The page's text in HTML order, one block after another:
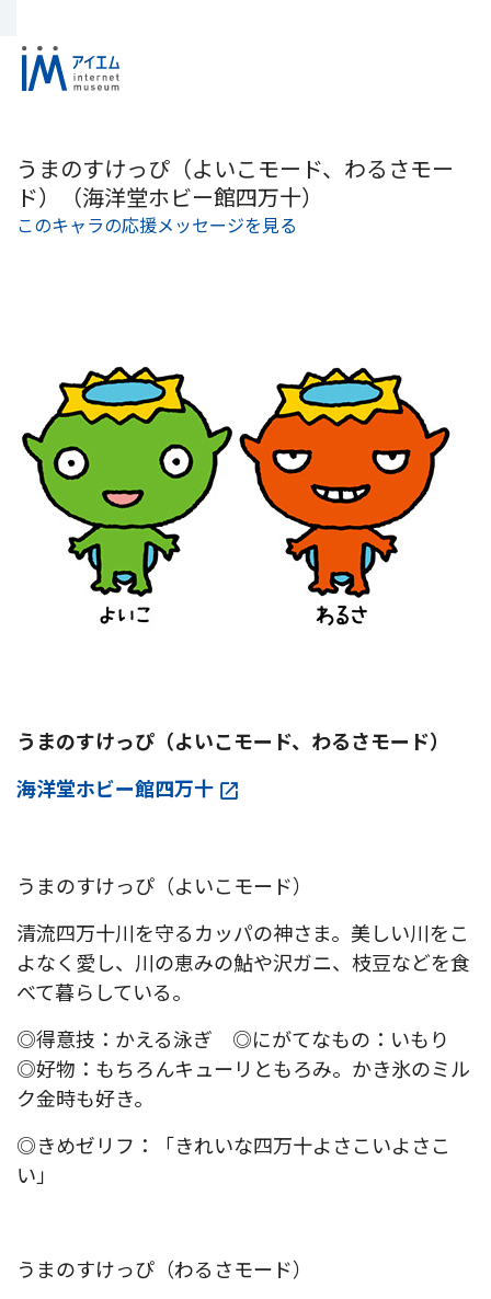
うまのすけっぴ（よいこモード、わるさモー
ド）（海洋堂ホビー館四万十）
このキャラの応援メッセージを見る
うまのすけっぴ（よいこモード、わるさモード）
海洋堂ホビー館四万十
うまのすけっぴ（よいこモード）
清流四万十川を守るカッパの神さま。美しい川をこ
よなく愛し、川の恵みの鮎や沢ガニ、枝豆などを食
べて暮らしている。
◎得意技：かえる泳ぎ ◎にがてなもの：いもり
◎好物：もちろんキューリともろみ。かき氷のミル
ク金時も好き。
◎きめゼリフ：「きれいな四万十よさこいよさこ
い」
うまのすけっぴ（わるさモード）